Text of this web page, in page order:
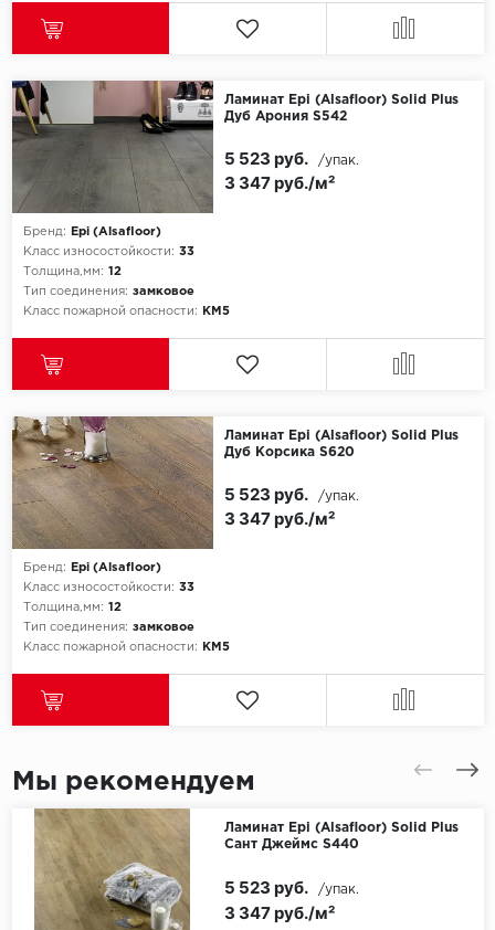
Ламинат Epi (Alsafloor) Solid Plus
Дуб Арония S542
Бренд:
Epi (Alsafloor)
Класс износостойкости: 33
Толщина,мм: 12
Тип соединения: замковое
Класс пожарной опасности:
КМ5
3 347 руб./м²
5 523 руб. /упак.
Ламинат Epi (Alsafloor) Solid Plus
Дуб Корсика S620
Бренд:
Epi (Alsafloor)
Класс износостойкости: 33
Толщина,мм: 12
Тип соединения: замковое
Класс пожарной опасности:
КМ5
3 347 руб./м²
5 523 руб. /упак.
Мы рекомендуем
Ламинат Epi (Alsafloor) Solid Plus
Сант Джеймс S440
3 347 руб./м²
5 523 руб. /упак.